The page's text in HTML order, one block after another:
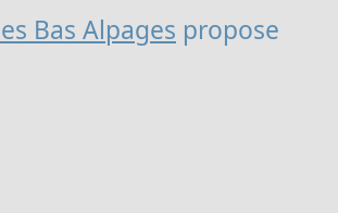
Bas Alpages propose